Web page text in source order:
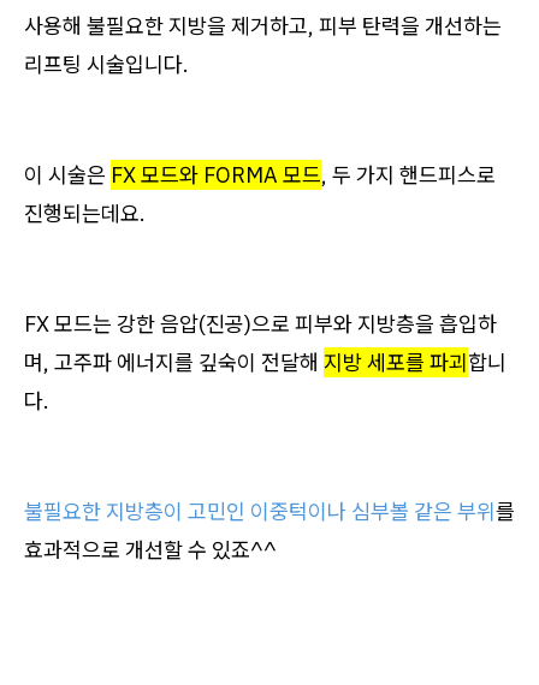
사용해 불필요한 지방을 제거하고, 피부 탄력을 개선하는
리프팅 시술입니다.
이 시술은 FX 모드와 FORMA 모드, 두 가지 핸드피스로
진행되는데요.
FX 모드는 강한 음압(진공)으로 피부와 지방층을 흡입하
며, 고주파 에너지를 깊숙이 전달해 지방 세포를 파괴합니
다.
불필요한 지방층이 고민인 이중턱이나 심부볼 같은 부위를
효과적으로 개선할 수 있죠^^